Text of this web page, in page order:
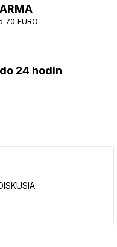
70 EURO
24 hodin